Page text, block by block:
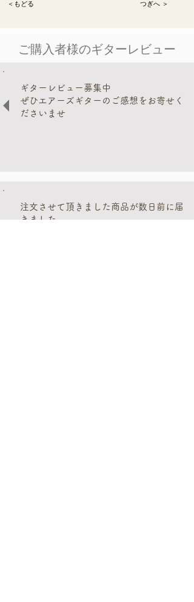
＜もどる つぎへ ＞
​ご購入者様のギターレビュー
ギターレビュー募集中
ぜひエアーズギターのご感想をお寄せく
ださいませ
注文させて頂きました商品が数日前に届
きました。